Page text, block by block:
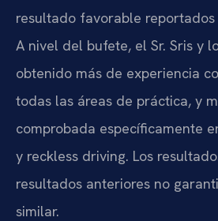
resultado favorable
A nivel del bufete, el Sr. Sris y
obtenido más de experiencia
todas las áreas de práctica, y
comprobada específicamente
y reckless driving. Los
resultados anteriores no
similar.